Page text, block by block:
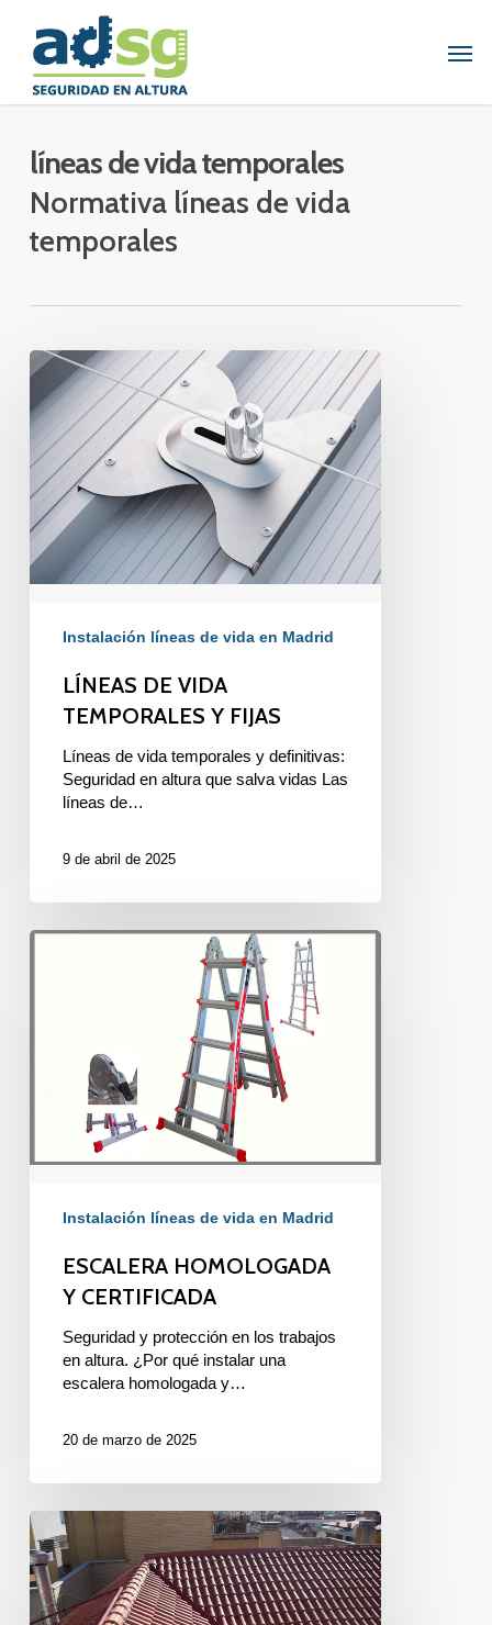
main
content
líneas de vida temporales
Normativa líneas de vida
temporales
LÍNEAS
VIDA
TEMPORALES
FIJAS
Instalación líneas de vida en Madrid
LÍNEAS DE VIDA
TEMPORALES Y FIJAS
Líneas de vida temporales y definitivas:
Seguridad en altura que salva vidas Las
líneas de…
9 de abril de 2025
ESCALERA
Instalación líneas de vida en Madrid
ESCALERA HOMOLOGADA
Y CERTIFICADA
Seguridad y protección en los trabajos
en altura. ¿Por qué instalar una
escalera homologada y…
20 de marzo de 2025
PROTEGE
TU
VIDA
EN
CADA